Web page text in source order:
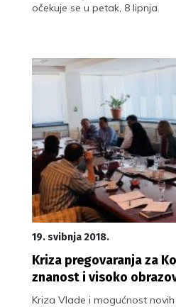
očekuje se u petak, 8 lipnja.
19. svibnja 2018.
Kriza pregovaranja za
znanost i visoko
Kriza Vlade i mogućnost